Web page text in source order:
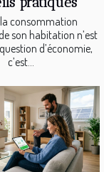
consommation
son habitation n’est
d’économie,
c’est...